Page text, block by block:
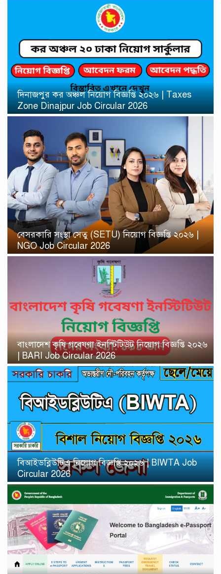
দিনাজপুর কর অঞ্চল নিয়োগ বিজ্ঞপ্তি ২০২৬ | Taxes
Zone Dinajpur Job Circular 2026
বেসরকারি সংস্থা সেতু (SETU) নিয়োগ বিজ্ঞপ্তি ২০২৬ |
NGO Job Circular 2026
বাংলাদেশ কৃষি গবেষণা ইনস্টিটিউট নিয়োগ বিজ্ঞপ্তি ২০২৬
| BARI Job Circular 2026
বিআইডব্লিউটিএ নিয়োগ বিজ্ঞপ্তি ২০২৬ | BIWTA Job
Circular 2026